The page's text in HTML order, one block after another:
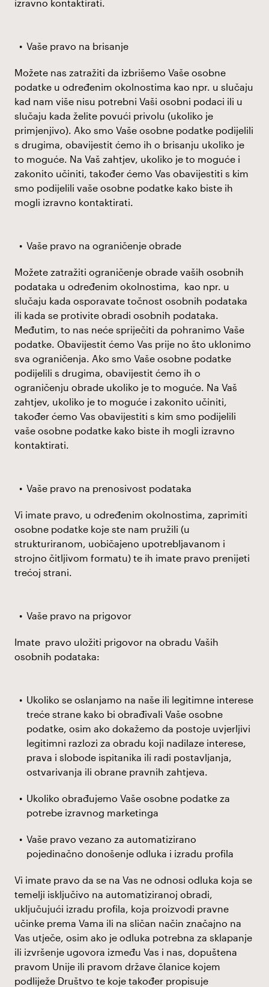
izravno kontaktirati.
Vaše pravo na brisanje
Možete nas zatražiti da izbrišemo Vaše osobne
podatke u određenim okolnostima kao npr. u slučaju
kad nam više nisu potrebni Vaši osobni podaci ili u
slučaju kada želite povući privolu (ukoliko je
primjenjivo). Ako smo Vaše osobne podatke podijelili
s drugima, obavijestit ćemo ih o brisanju ukoliko je
to moguće. Na Vaš zahtjev, ukoliko je to moguće i
zakonito učiniti, također ćemo Vas obavijestiti s kim
smo podijelili vaše osobne podatke kako biste ih
mogli izravno kontaktirati.
Vaše pravo na ograničenje obrade
Možete zatražiti ograničenje obrade vaših osobnih
podataka u određenim okolnostima, kao npr. u
slučaju kada osporavate točnost osobnih podataka
ili kada se protivite obradi osobnih podataka.
Međutim, to nas neće spriječiti da pohranimo Vaše
podatke. Obavijestit ćemo Vas prije no što uklonimo
sva ograničenja. Ako smo Vaše osobne podatke
podijelili s drugima, obavijestit ćemo ih o
ograničenju obrade ukoliko je to moguće. Na Vaš
zahtjev, ukoliko je to moguće i zakonito učiniti,
također ćemo Vas obavijestiti s kim smo podijelili
vaše osobne podatke kako biste ih mogli izravno
kontaktirati.
Vaše pravo na prenosivost podataka
Vi imate pravo, u određenim okolnostima, zaprimiti
osobne podatke koje ste nam pružili (u
strukturiranom, uobičajeno upotrebljavanom i
strojno čitljivom formatu) te ih imate pravo prenijeti
trećoj strani.
Vaše pravo na prigovor
Imate pravo uložiti prigovor na obradu Vaših
osobnih podataka:
Ukoliko se oslanjamo na naše ili legitimne interese
treće strane kako bi obrađivali Vaše osobne
podatke, osim ako dokažemo da postoje uvjerljivi
legitimni razlozi za obradu koji nadilaze interese,
prava i slobode ispitanika ili radi postavljanja,
ostvarivanja ili obrane pravnih zahtjeva.
Ukoliko obrađujemo Vaše osobne podatke za
potrebe izravnog marketinga
Vaše pravo vezano za automatizirano
pojedinačno donošenje odluka i izradu profila
Vi imate pravo da se na Vas ne odnosi odluka koja se
temelji isključivo na automatiziranoj obradi,
uključujući izradu profila, koja proizvodi pravne
učinke prema Vama ili na sličan način značajno na
Vas utječe, osim ako je odluka potrebna za sklapanje
ili izvršenje ugovora između Vas i nas, dopuštena
pravom Unije ili pravom države članice kojem
podliježe Društvo te koje također propisuje